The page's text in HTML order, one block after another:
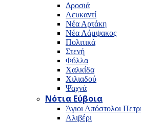
Δροσιά
Λευκαντί
Νέα Αρτάκη
Νέα Λάμψακος
Πολιτικά
Στενή
Φύλλα
Χαλκίδα
Χιλιαδού
Ψαχνά
Νότια Εύβοια
Άγιοι Απόστολοι
Αλιβέρι